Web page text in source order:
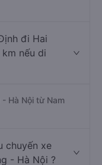
đi Hai
nếu di
Hà Nội từ Nam
chuyến xe
- Hà Nội ?